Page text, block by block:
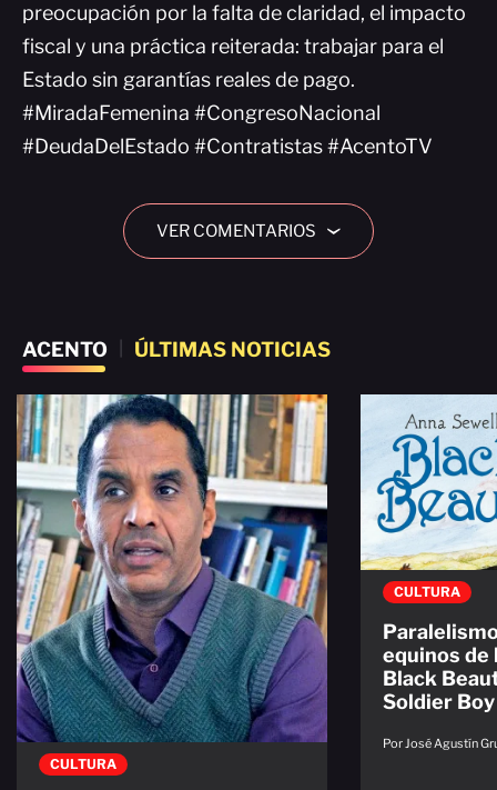
preocupación por la falta de claridad, el impacto
fiscal y una práctica reiterada: trabajar para el
Estado sin garantías reales de pago.
#MiradaFemenina #CongresoNacional
#DeudaDelEstado #Contratistas #AcentoTV
VER COMENTARIOS ›
ACENTO ÚLTIMAS NOTICIAS
CULTURA
CULTURA
equinos
Black
Soldier
Por José Agustín